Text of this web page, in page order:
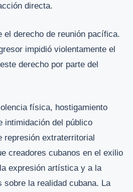
directa.
el derecho de reunión pacífica.
impidió violentamente el
derecho por parte del
física, hostigamiento
intimidación del público
represión extraterritorial
creadores cubanos en el exilio
expresión artística y a la
sobre la realidad cubana. La